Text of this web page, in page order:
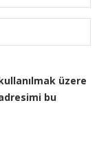
üzere
bu